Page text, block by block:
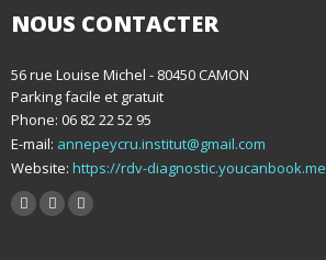
80,00€.60,00€.
NOUS CONTACTER
56 rue Louise Michel - 80450 CAMON
Parking facile et gratuit
Phone: 06 82 22 52 95
E-mail: annepeycru.institut@gmail.com
Website: https://rdv-diagnostic.youcanbook.me